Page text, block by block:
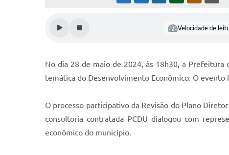
Velocidade de
No dia 28 de maio de 2024, às 18h30, a Prefeitura
temática do Desenvolvimento Econômico. O evento
O processo participativo da Revisão do Plano
consultoria contratada PCDU dialogou com
econômico do município.